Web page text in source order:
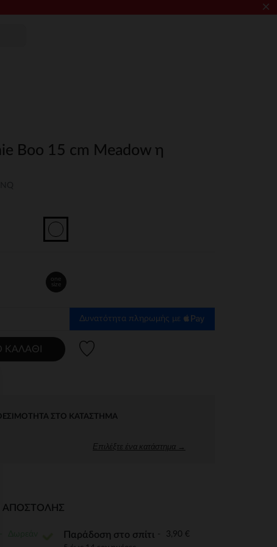
×
Boo 15 cm Meadow η
one
size
Δυνατότητα πληρωμής με
ΣΤΟ ΚΑΤΆΣΤΗΜΑ
Επιλέξτε ένα κατάστημα →
ΑΠΟΣΤΟΛΉΣ
Παράδοση στο σπίτι 3,90 €